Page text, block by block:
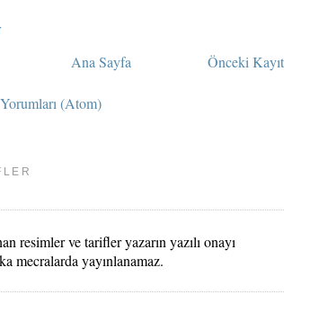
Önceki Kayıt
Ana Sayfa
(Atom)
resimler ve tarifler yazarın yazılı onayı
mecralarda yayınlanamaz.